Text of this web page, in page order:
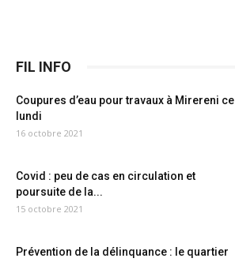
FIL INFO
Coupures d’eau pour travaux à Mirereni ce
lundi
16 octobre 2021
Covid : peu de cas en circulation et
poursuite de la...
15 octobre 2021
Prévention de la délinquance : le quartier